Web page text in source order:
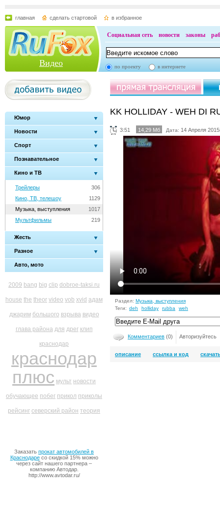
главная сделать стартовой в избранное
Видео
Социальная сеть новости законы
по проекту в интернете
Юмор
Новости
Спорт
Познавательное
Кино и ТВ
306
Трейлеры
1129
Кино, ТВ, телешоу
1017
Музыка, выступления
219
Мультфильмы
Жесть
Разное
Авто, мото
2009 bang big clip dobroe-taksi.ru
house the theor video vob xvid адам
джарим большого взрыва видео
глава района для дрег клип
краснодар
краснодар
плюс мульт новости
обучающее побег прикол приколы
рейсинг северский район теория
Заказать прокат автомобилей в
Краснодаресо скидкой 15% можно
через сайт нашего партнера –
компанию Автодар.
http://www.avtodar.ru/
KK HOLLIDAY - WEH DI
3:51 14,29 Мб Дата: 14 Апреля
Раздел: Музыка, выступления
Теги: deh holliday rubba weh
Комментариев (0) Авторизуйтесь
описание ссылка и код